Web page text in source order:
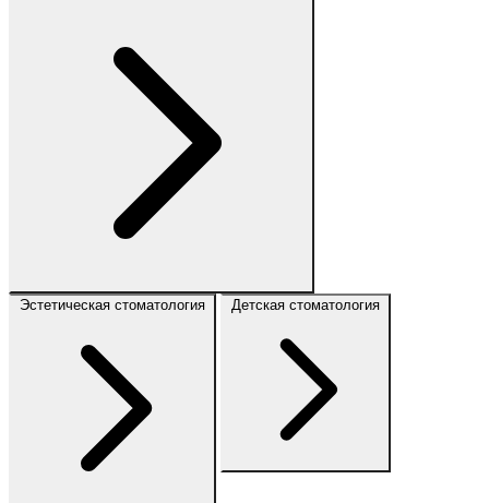
Эстетическая стоматология Детская стоматология